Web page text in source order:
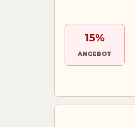
15%
ANGEBOT